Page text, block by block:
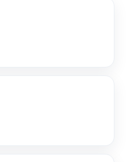
Nivona